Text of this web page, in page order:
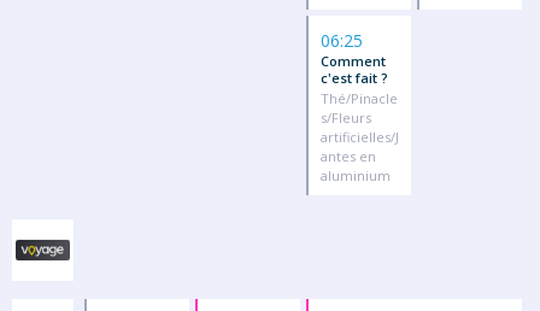
06:25
Comment
c'est fait ?
Thé/Pinacle
s/Fleurs
artificielles/J
antes en
aluminium